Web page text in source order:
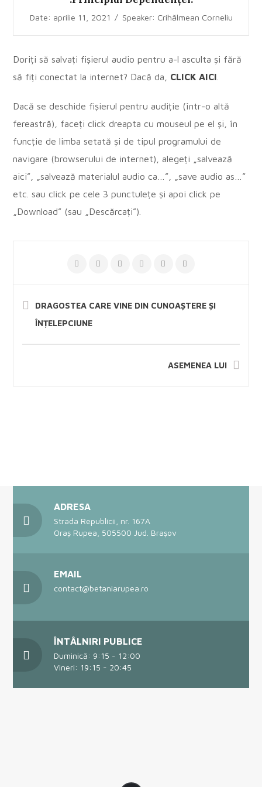
Date: aprilie 11, 2021 / Speaker: Crihălmean Corneliu
Doriți să salvați fișierul audio pentru a-l asculta și fără
să fiți conectat la internet? Dacă da, CLICK AICI
Dacă se deschide fișierul pentru audiție (într-o altă
fereastră), faceți click dreapta cu mouseul pe el și, în
funcție de limba setată și de tipul programului de
navigare (browserului de internet), alegeți „salvează
aici”, „salvează materialul audio ca…”, „save audio as…”
etc. sau click pe cele 3 punctulețe și apoi click pe
„Download” (sau „Descărcați”).
DRAGOSTEA CARE VINE DIN CUNOAȘTERE ȘI
ÎNȚELEPCIUNE
ASEMENEA LUI
ADRESA
Strada Republicii, nr. 167A
Oraș Rupea, 505500 Jud. Brașov
EMAIL
contact@betaniarupea.ro
ÎNTÂLNIRI PUBLICE
Duminică: 9:15 - 12:00
Vineri: 19:15 - 20:45